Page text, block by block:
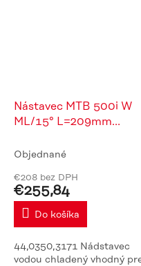
Nástavec MTB 500i W
ML/15° L=209mm
Objednané
€208 bez DPH
€255,84
Do košíka
44,0350,3171 Nádstavec
vodou chladený vhodný